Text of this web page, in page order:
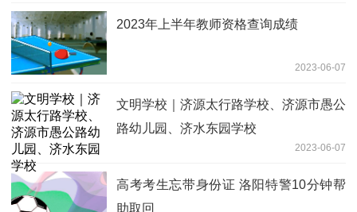
2023年上半年教师资格查询成绩
2023-06-07
文明学校｜济源太行路学校、济源市愚公
路幼儿园、济水东园学校
2023-06-07
高考考生忘带身份证 洛阳特警10分钟帮
助取回